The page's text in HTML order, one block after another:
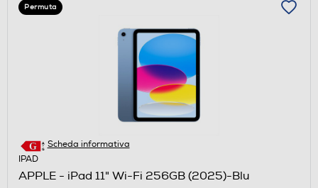
Permuta
Scheda informativa
IPAD
APPLE - iPad 11" Wi-Fi 256GB (2025)-Blu